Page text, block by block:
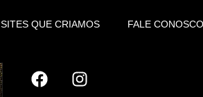
SITES QUE CRIAMOS FALE CONOSCO